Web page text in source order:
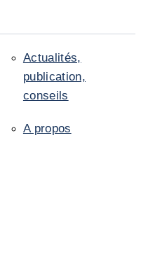
Actualités,
publication,
conseils
A propos